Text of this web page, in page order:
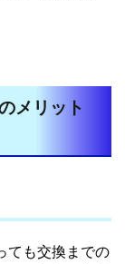
メリット
ても交換までの